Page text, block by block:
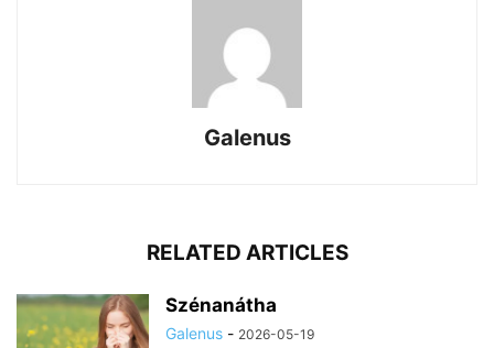
Galenus
RELATED ARTICLES
Szénanátha
Galenus - 2026-05-19